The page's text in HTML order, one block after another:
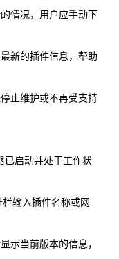
情况，用户应手动下
新的插件信息，帮助
止维护或不再受支持
已启动并处于工作状
输入插件名称或网
示当前版本的信息，